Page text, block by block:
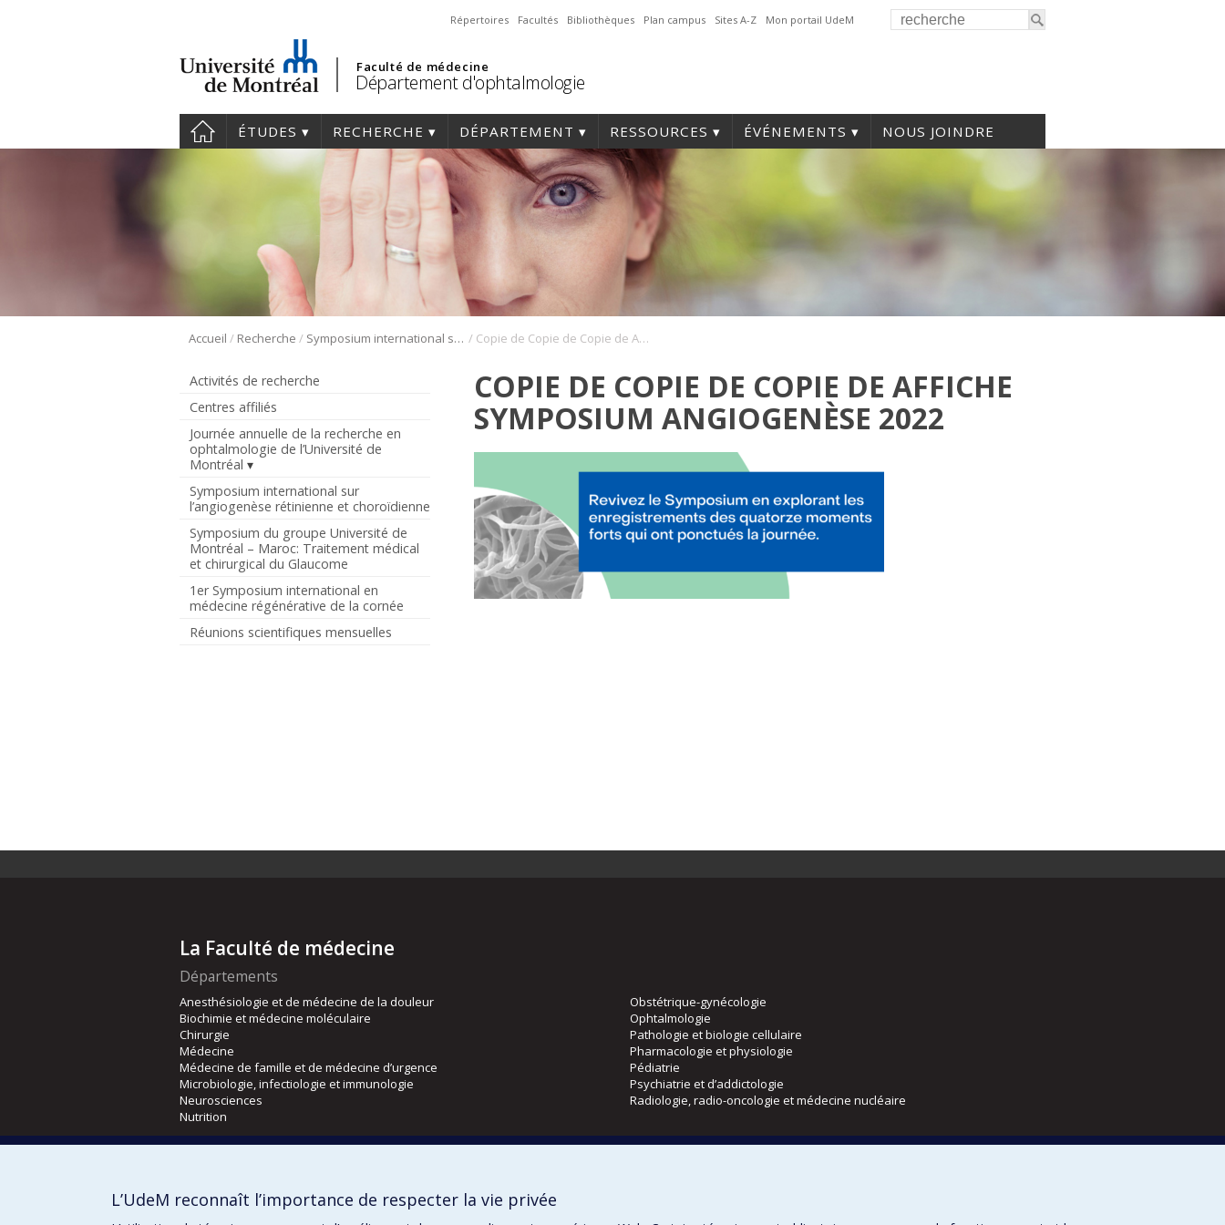
Répertoires Facultés Bibliothèques Plan campus Sites A-Z Mon portail UdeM
Faculté de médecine
Département d'ophtalmologie
ÉTUDES RECHERCHE DÉPARTEMENT RESSOURCES ÉVÉNEMENTS NOUS JOINDRE
Accueil / Recherche / Symposium international sur l’angiogenèse rétinienne et choroïdienne / Copie de Copie de Copie de Affiche Symposium angiogenèse 2022
Activités de recherche
Centres affiliés
Journée annuelle de la recherche en
ophtalmologie de l’Université de
Montréal
Symposium international sur
l’angiogenèse rétinienne et choroïdienne
Symposium du groupe Université de
Montréal – Maroc: Traitement médical
et chirurgical du Glaucome
1er Symposium international en
médecine régénérative de la cornée
Réunions scientifiques mensuelles
COPIE DE COPIE DE COPIE DE AFFICHE
SYMPOSIUM ANGIOGENÈSE 2022
La Faculté de médecine
Départements
Anesthésiologie et de médecine de la douleur
Biochimie et médecine moléculaire
Chirurgie
Médecine
Médecine de famille et de médecine d’urgence
Microbiologie, infectiologie et immunologie
Neurosciences
Nutrition
Obstétrique-gynécologie
Ophtalmologie
Pathologie et biologie cellulaire
Pharmacologie et physiologie
Pédiatrie
Psychiatrie et d’addictologie
Radiologie, radio-oncologie et médecine nucléaire
Orthophonie et audiologie
L’UdeM reconnaît l’importance de respecter la vie privée